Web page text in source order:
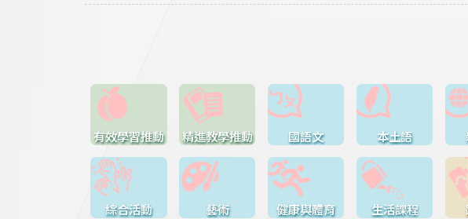
有效學習推動 精進教學推動 國語文 本土語
綜合活動 藝術 健康與體育 生活課程